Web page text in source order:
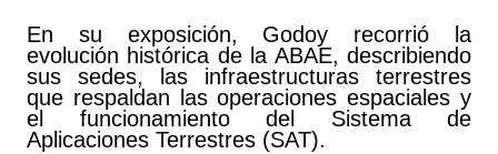
En su exposición, Godoy recorrió la
evolución histórica de la ABAE, describiendo
sus sedes, las infraestructuras terrestres
que respaldan las operaciones espaciales y
el funcionamiento del Sistema de
Aplicaciones Terrestres (SAT).